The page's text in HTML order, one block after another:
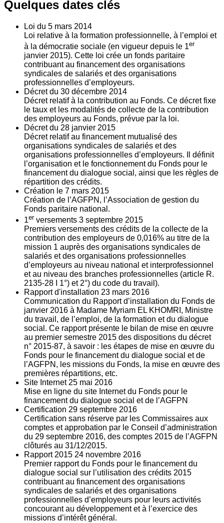
Quelques dates clés
Loi du 5 mars 2014
Loi relative à la formation professionnelle, à l’emploi et
à la démocratie sociale (en vigueur depuis le 1er
janvier 2015). Cette loi crée un fonds paritaire
contribuant au financement des organisations
syndicales de salariés et des organisations
professionnelles d’employeurs.
Décret du 30 décembre 2014
Décret relatif à la contribution au Fonds. Ce décret fixe
le taux et les modalités de collecte de la contribution
des employeurs au Fonds, prévue par la loi.
Décret du 28 janvier 2015
Décret relatif au financement mutualisé des
organisations syndicales de salariés et des
organisations professionnelles d’employeurs. Il définit
l’organisation et le fonctionnement du Fonds pour le
financement du dialogue social, ainsi que les règles de
répartition des crédits.
Création le 7 mars 2015
Création de l’AGFPN, l’Association de gestion du
Fonds paritaire national.
1er versements 3 septembre 2015
Premiers versements des crédits de la collecte de la
contribution des employeurs de 0,016% au titre de la
mission 1 auprès des organisations syndicales de
salariés et des organisations professionnelles
d’employeurs au niveau national et interprofessionnel
et au niveau des branches professionnelles (article R.
2135‐28 I 1°) et 2°) du code du travail).
Rapport d'installation 23 mars 2016
Communication du Rapport d’installation du Fonds de
janvier 2016 à Madame Myriam EL KHOMRI, Ministre
du travail, de l’emploi, de la formation et du dialogue
social. Ce rapport présente le bilan de mise en œuvre
au premier semestre 2015 des dispositions du décret
n° 2015-87, à savoir : les étapes de mise en œuvre du
Fonds pour le financement du dialogue social et de
l’AGFPN, les missions du Fonds, la mise en œuvre des
premières répartitions, etc.
Site Internet 25 mai 2016
Mise en ligne du site Internet du Fonds pour le
financement du dialogue social et de l’AGFPN
Certification 29 septembre 2016
Certification sans réserve par les Commissaires aux
comptes et approbation par le Conseil d’administration
du 29 septembre 2016, des comptes 2015 de l’AGFPN
clôturés au 31/12/2015.
Rapport 2015 24 novembre 2016
Premier rapport du Fonds pour le financement du
dialogue social sur l’utilisation des crédits 2015
contribuant au financement des organisations
syndicales de salariés et des organisations
professionnelles d’employeurs pour leurs activités
concourant au développement et à l’exercice des
missions d’intérêt général.